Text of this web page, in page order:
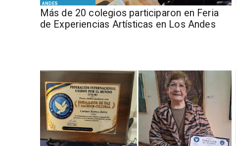
ANDES
Más de 20 colegios participaron en Feria
de Experiencias Artísticas en Los Andes